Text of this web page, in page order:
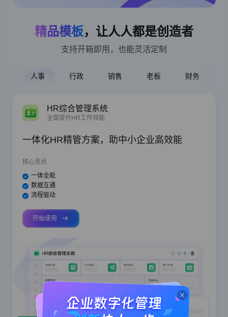
精品模板，让人人都是创造者
支持开箱即用，也能灵活定制
人事 行政 销售 老板 财务
HR综合管理系统
全面提升HR工作效能
一体化HR精管方案，助中小企业高效能
核心亮点
一体全能
数据互通
流程驱动
开始使用